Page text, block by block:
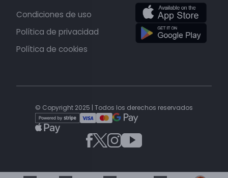
Condiciones de uso
Política de privacidad
Política de cookies
© Copyright 2025 | Todos los derechos reservados